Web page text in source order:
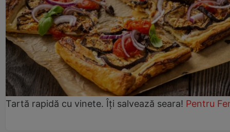
Tartă rapidă cu vinete. Îți salvează seara! Pentru